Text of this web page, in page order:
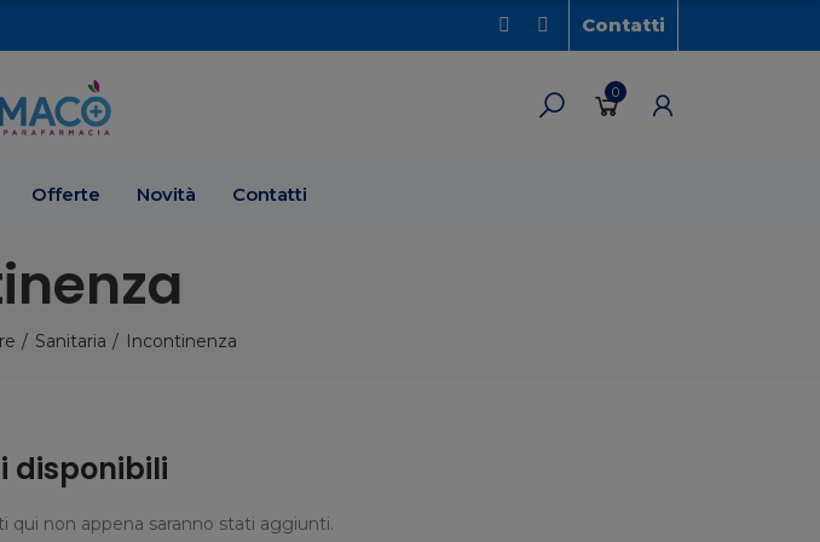
Contatti
0
Offerte Novità Contatti
Sanitaria Incontinenza
disponibili
non appena saranno stati aggiunti.